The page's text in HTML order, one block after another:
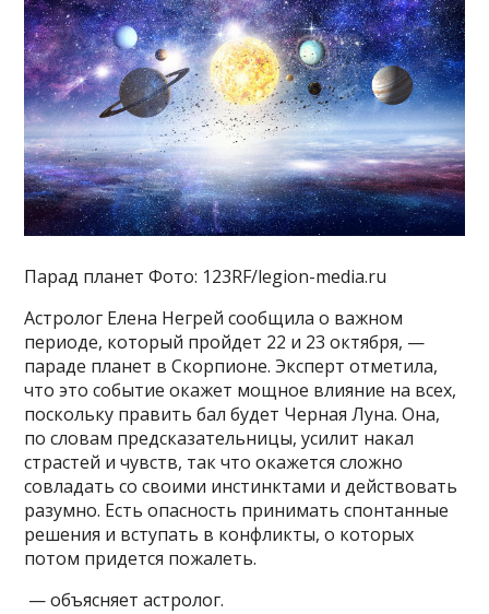
Парад планет Фото: 123RF/legion-media.ru
Астролог Елена Негрей сообщила о важном
периоде, который пройдет 22 и 23 октября, —
параде планет в Скорпионе. Эксперт отметила,
что это событие окажет мощное влияние на всех,
поскольку править бал будет Черная Луна. Она,
по словам предсказательницы, усилит накал
страстей и чувств, так что окажется сложно
совладать со своими инстинктами и действовать
разумно. Есть опасность принимать спонтанные
решения и вступать в конфликты, о которых
потом придется пожалеть.
— объясняет астролог.